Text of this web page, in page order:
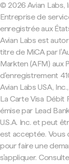
© 2026 Avian Labs,
Entreprise de
enregistrée aux
Avian Labs est
titre de MiCA par
Markten (AFM) aux
d'enregistrement
Avian Labs USA,
La Carte Visa Débit
émise par Lead
U.S.A. Inc. et peut
est acceptée. Vous
pour faire une
s'appliquer.